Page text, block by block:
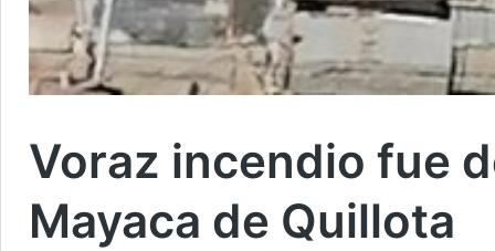
Voraz incendio fue
Mayaca de Quillota